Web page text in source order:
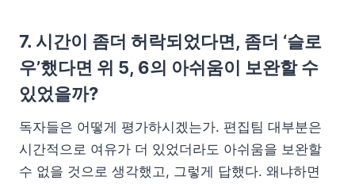
7. 시간이 좀더 허락되었다면, 좀더 ‘슬로
우’했다면 위 5, 6의 아쉬움이 보완할 수
있었을까?
독자들은 어떻게 평가하시겠는가. 편집팀 대부분은
시간적으로 여유가 더 있었더라도 아쉬움을 보완할
수 없을 것으로 생각했고, 그렇게 답했다. 왜냐하면